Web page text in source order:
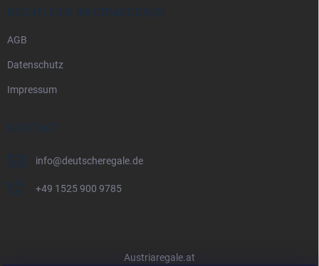
RECHTLICHE INFORMATIONEN
AGB
Datenschutz
Impressum
KONTAKT
info@deutscheregale.de
+49 1525 900 9785
Austriaregale.at